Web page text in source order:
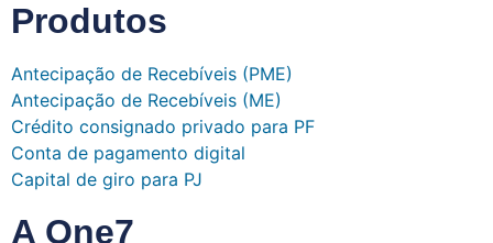
Produtos
Antecipação de Recebíveis (PME)
Antecipação de Recebíveis (ME)
Crédito consignado privado para PF
Conta de pagamento digital
Capital de giro para PJ
A One7